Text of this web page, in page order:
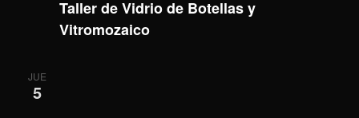
Taller de Vidrio de Botellas y
Vitromozaico
JUE
5